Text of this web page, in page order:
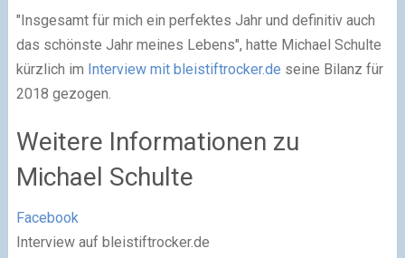
"Insgesamt für mich ein perfektes Jahr und definitiv auch
das schönste Jahr meines Lebens", hatte Michael Schulte
kürzlich im Interview mit bleistiftrocker.de seine Bilanz für
2018 gezogen.
Weitere Informationen zu
Michael Schulte
Facebook
Interview auf bleistiftrocker.de